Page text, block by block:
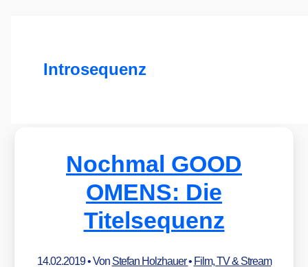
Introsequenz
Nochmal GOOD
OMENS: Die
Titelsequenz
14.02.2019• Von Stefan Holzhauer• Film, TV & Stream